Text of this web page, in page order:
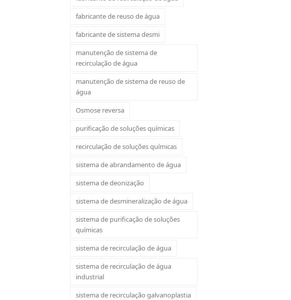
fabricante de reuso de água
fabricante de sistema desmi
manutenção de sistema de
recirculação de água
manutenção de sistema de reuso de
água
Osmose reversa
purificação de soluções químicas
recirculação de soluções químicas
sistema de abrandamento de água
sistema de deonização
sistema de desmineralização de água
sistema de purificação de soluções
químicas
sistema de recirculação de água
sistema de recirculação de água
industrial
sistema de recirculação galvanoplastia